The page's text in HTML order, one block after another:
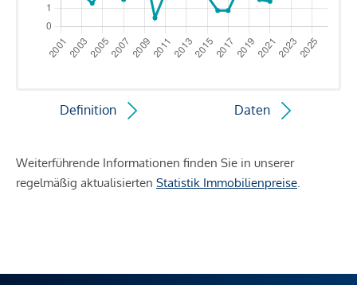
Definition Daten
Weiterführende Informationen finden Sie in unserer
regelmäßig aktualisierten Statistik Immobilienpreise